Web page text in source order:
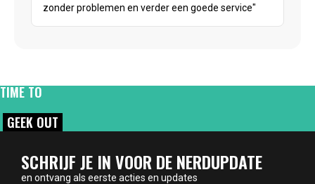
zonder problemen en verder een goede service"
TIME TO
GEEK OUT
SCHRIJF JE IN VOOR DE NERDUPDATE
en ontvang als eerste acties en updates